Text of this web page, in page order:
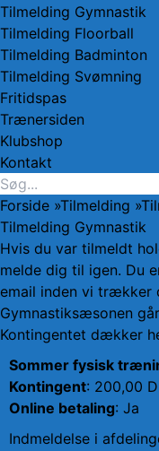
Tilmelding Gymnastik
Tilmelding Floorball
Tilmelding Badminton
Tilmelding Svømning
Fritidspas
Trænersiden
Klubshop
Kontakt
Søg
Søg
efter:
Forside »Tilmelding »
Tilmelding Gymnastik
Hvis du var tilmeldt
melde dig til igen. Du
email inden vi trækker
Gymnastiksæsonen
Kontingentet dækker
Sommer fysisk
Kontingent: 200,00
Online betaling: Ja
Indmeldelse i